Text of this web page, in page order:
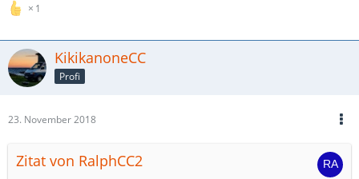
1
KikikanoneCC
Profi
23. November 2018
Zitat von RalphCC2